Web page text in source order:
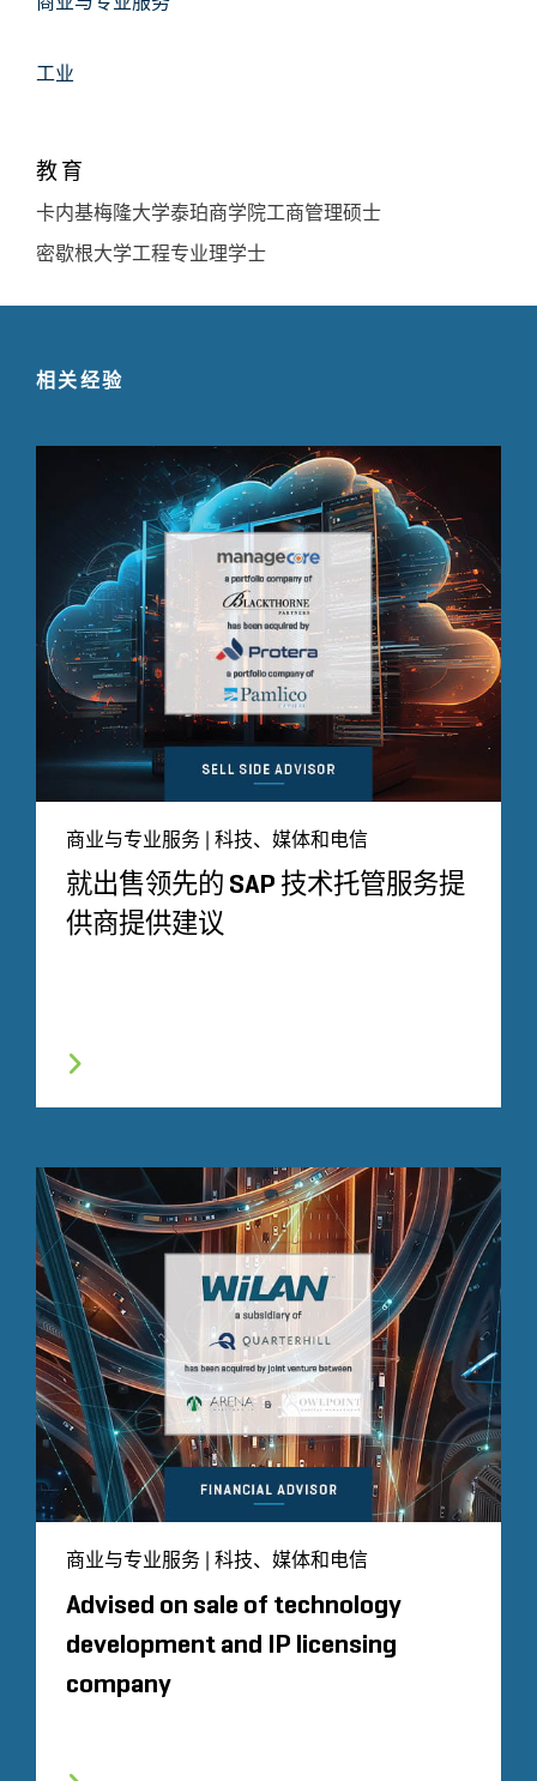
工业
教育
卡内基梅隆大学泰珀商学院工商管理硕士
密歇根大学工程专业理学士
相关经验
商业与专业服务 | 科技、媒体和电信
就出售领先的 SAP 技术托管服务提
供商提供建议
商业与专业服务 | 科技、媒体和电信
Advised on sale of technology
development and IP licensing
company